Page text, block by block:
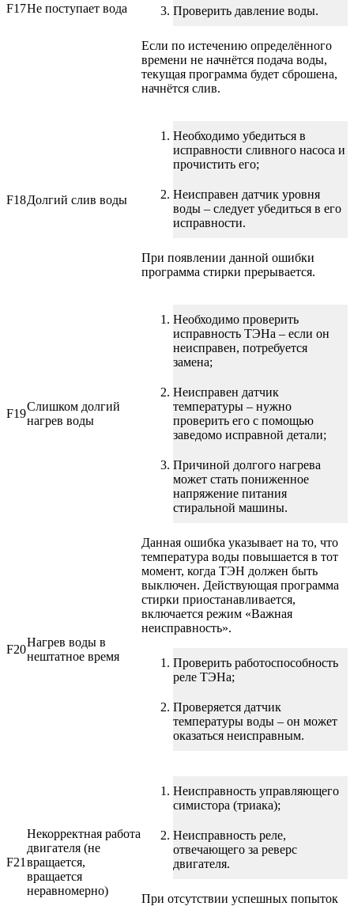
F17Не поступает вода Проверить давление воды.
Если по истечению определённого
времени не начнётся подача воды,
текущая программа будет сброшена,
начнётся слив.
F18Долгий слив воды
Необходимо убедиться в
исправности сливного насоса и
прочистить его;
Неисправен датчик уровня
воды – следует убедиться в его
исправности.
При появлении данной ошибки
программа стирки прерывается.
F19
Слишком долгий
нагрев воды
Необходимо проверить
исправность ТЭНа – если он
неисправен, потребуется
замена;
Неисправен датчик
температуры – нужно
проверить его с помощью
заведомо исправной детали;
Причиной долгого нагрева
может стать пониженное
напряжение питания
стиральной машины.
F20
Нагрев воды в
нештатное время
Данная ошибка указывает на то, что
температура воды повышается в тот
момент, когда ТЭН должен быть
выключен. Действующая программа
стирки приостанавливается,
включается режим «Важная
неисправность».
Проверить работоспособность
реле ТЭНа;
Проверяется датчик
температуры воды – он может
оказаться неисправным.
F21
Некорректная работа
двигателя (не
вращается,
вращается
неравномерно)
Неисправность управляющего
симистора (триака);
Неисправность реле,
отвечающего за реверс
двигателя.
При отсутствии успешных попыток